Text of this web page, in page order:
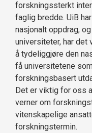
forskningssterkt
faglig bredde. UiB
nasjonalt oppdrag,
universiteter, har
å tydeliggjøre den
få universitetene
forskningsbasert
Det er viktig for oss
verner om
vitenskapelige
forskningstermin.